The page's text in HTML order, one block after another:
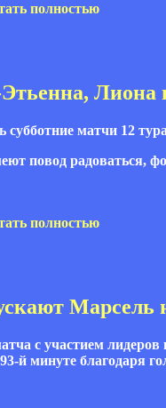
полностью
Лиона
субботние матчи 12
полностью
Марсель
с участием
й минуте благодаря